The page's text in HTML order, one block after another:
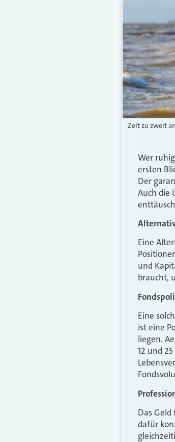
Zeit zu zweit
Wer
ersten
Der
Auch die
Eine
und
braucht,
Eine
ist eine
liegen.
12 und
Das
dafür